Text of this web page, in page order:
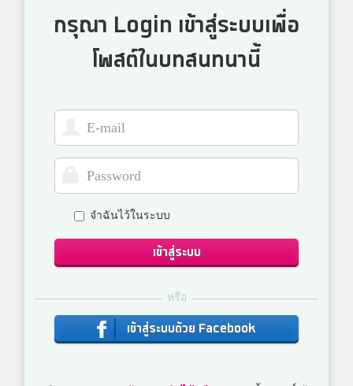
กรุณา Login เข้าสู่ระบบเพื่อ
โพสต์ในบทสนทนานี้
จำฉันไว้ในระบบ
เข้าสู่ระบบ
หรือ
เข้าสู่ระบบด้วย Facebook